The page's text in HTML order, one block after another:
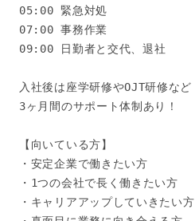
05:00 緊急対処
07:00 事務作業
09:00 日勤者と交代、退社
入社後は座学研修やOJT研修など
3ヶ月間のサポート体制あり！
【向いている方】
・安定企業で働きたい方
・1つの会社で長く働きたい方
・キャリアアップしていきたい方